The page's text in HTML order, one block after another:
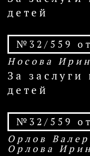
детей
№32/559
Носова
За заслуги
детей
№32/559
Орлов
Орлова